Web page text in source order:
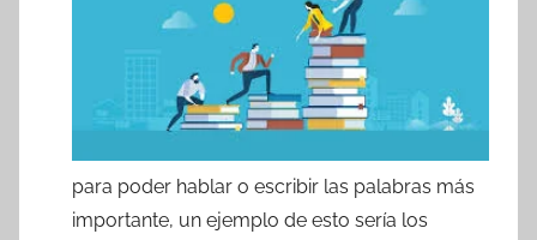
para poder hablar o escribir las palabras más
importante, un ejemplo de esto sería los